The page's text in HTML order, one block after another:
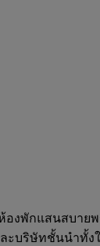
องพักแสนสบ
บริษัทชั้นนำทั้ง